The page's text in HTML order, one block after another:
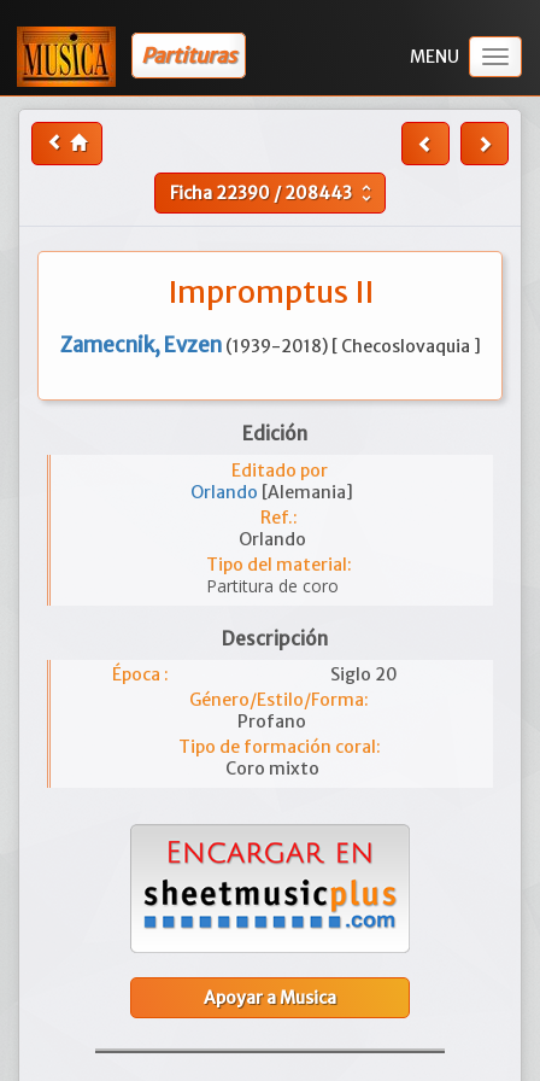
Partituras
Ficha22390 /208443 unfold_more
Impromptus II
Zamecnik, Evzen (1939-2018) [ Checoslovaquia ]
Edición
Editado por
Orlando [Alemania]
Ref.:
Orlando
Tipo del material:
Partitura de coro
Descripción
Época :
Siglo 20
Género/Estilo/Forma:
Profano
Tipo de formación coral:
Coro mixto
Apoyar a Musica